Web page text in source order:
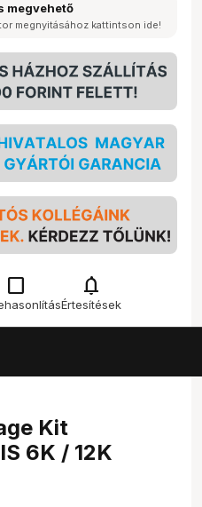
megvehető
megnyitásához kattintson ide!
check_box_outline_blank notifications
Értesítések
Kit
6K / 12K